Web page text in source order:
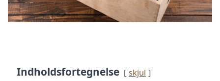
Indholdsfortegnelse skjul